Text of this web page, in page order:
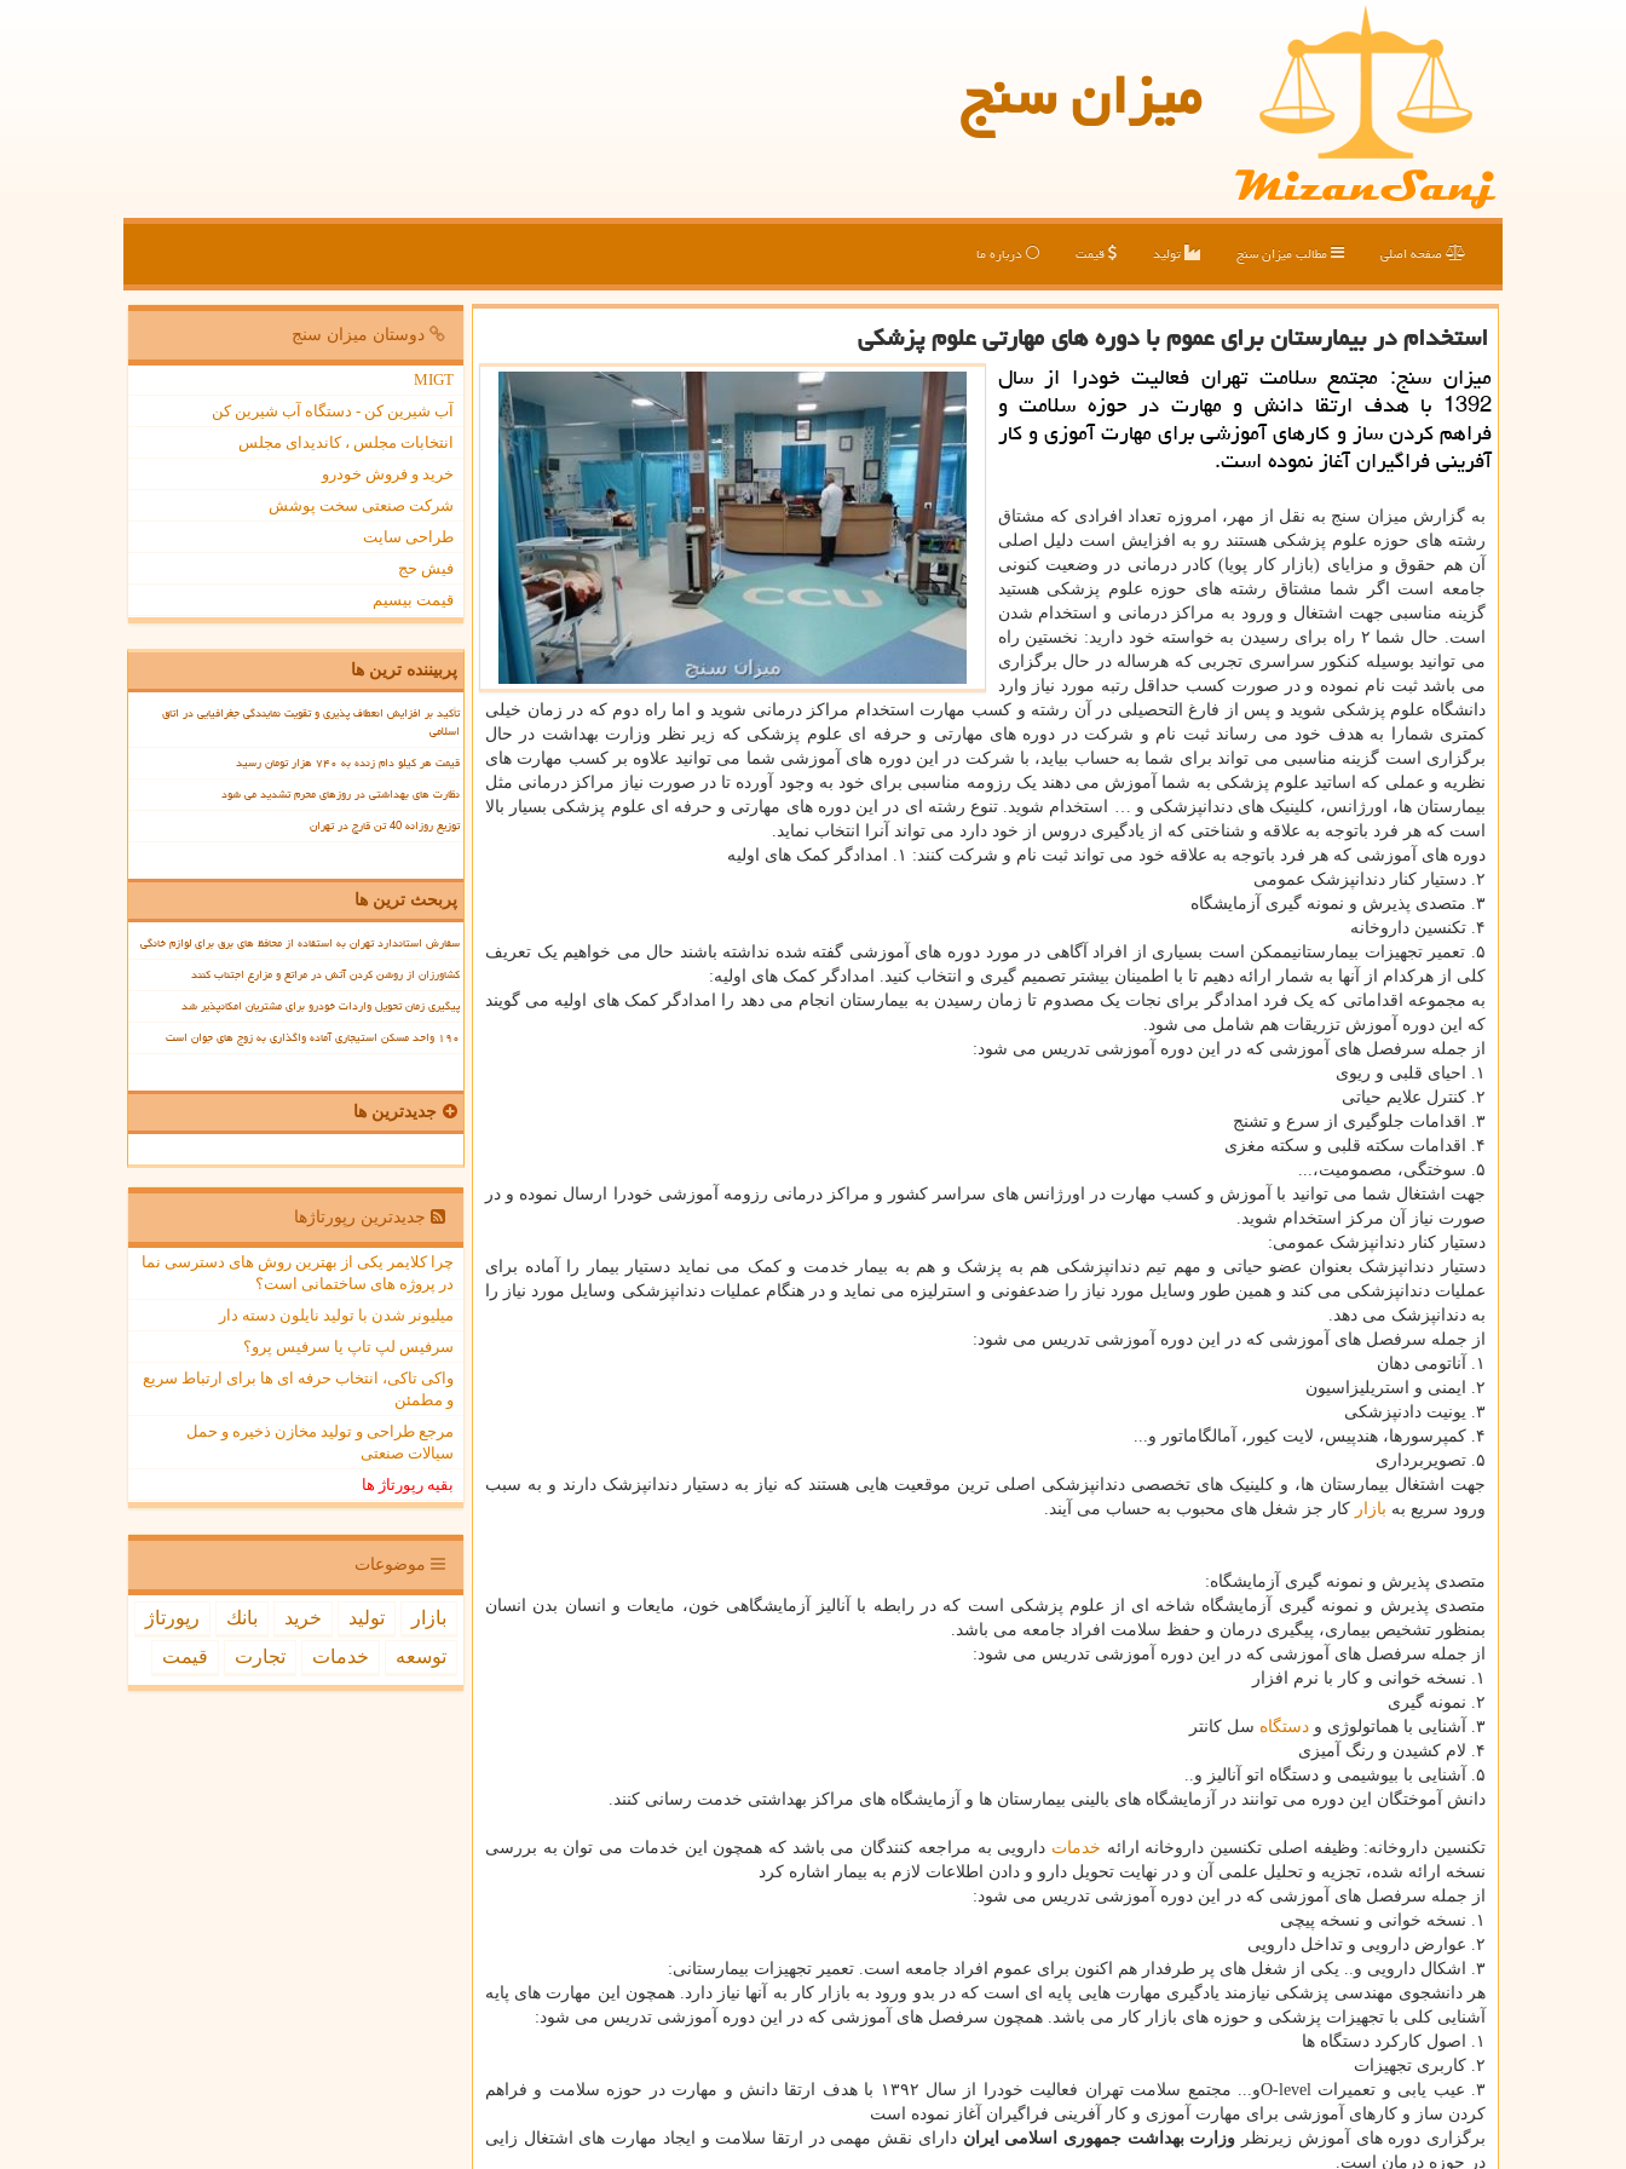
میزان سنج
صفحه اصلی مطالب میزان سنج تولید قیمت درباره ما
استخدام در بیمارستان برای عموم با دوره های مهارتی علوم پزشكی
میزان سنج: مجتمع سلامت تهران فعالیت خودرا از سال
1392 با هدف ارتقا دانش و مهارت در حوزه سلامت و
فراهم كردن ساز و كارهای آموزشی برای مهارت آموزی و كار
آفرینی فراگیران آغاز نموده است.
به گزارش میزان سنج به نقل از مهر، امروزه تعداد افرادی که مشتاق
رشته های حوزه علوم پزشکی هستند رو به افزایش است دلیل اصلی
آن هم حقوق و مزایای (بازار کار پویا) کادر درمانی در وضعیت کنونی
جامعه است اگر شما مشتاق رشته های حوزه علوم پزشکی هستید
گزینه مناسبی جهت اشتغال و ورود به مراکز درمانی و استخدام شدن
است. حال شما ۲ راه برای رسیدن به خواسته خود دارید: نخستین راه
می توانید بوسیله کنکور سراسری تجربی که هرساله در حال برگزاری
می باشد ثبت نام نموده و در صورت کسب حداقل رتبه مورد نیاز وارد
دانشگاه علوم پزشکی شوید و پس از فارغ التحصیلی در آن رشته و کسب مهارت استخدام مراکز درمانی شوید و اما راه دوم که در زمان خیلی
کمتری شمارا به هدف خود می رساند ثبت نام و شرکت در دوره های مهارتی و حرفه ای علوم پزشکی که زیر نظر وزارت بهداشت در حال
برگزاری است گزینه مناسبی می تواند برای شما به حساب بیاید، با شرکت در این دوره های آموزشی شما می توانید علاوه بر کسب مهارت های
نظریه و عملی که اساتید علوم پزشکی به شما آموزش می دهند یک رزومه مناسبی برای خود به وجود آورده تا در صورت نیاز مراکز درمانی مثل
بیمارستان ها، اورژانس، کلینیک های دندانپزشکی و … استخدام شوید. تنوع رشته ای در این دوره های مهارتی و حرفه ای علوم پزشکی بسیار بالا
است که هر فرد باتوجه به علاقه و شناختی که از یادگیری دروس از خود دارد می تواند آنرا انتخاب نماید.
دوره های آموزشی که هر فرد باتوجه به علاقه خود می تواند ثبت نام و شرکت کنند: ۱. امدادگر کمک های اولیه
۲. دستیار کنار دندانپزشک عمومی
۳. متصدی پذیرش و نمونه گیری آزمایشگاه
۴. تکنسین داروخانه
۵. تعمیر تجهیزات بیمارستانیممکن است بسیاری از افراد آگاهی در مورد دوره های آموزشی گفته شده نداشته باشند حال می خواهیم یک تعریف
کلی از هرکدام از آنها به شمار ارائه دهیم تا با اطمینان بیشتر تصمیم گیری و انتخاب کنید. امدادگر کمک های اولیه:
به مجموعه اقداماتی که یک فرد امدادگر برای نجات یک مصدوم تا زمان رسیدن به بیمارستان انجام می دهد را امدادگر کمک های اولیه می گویند
که این دوره آموزش تزریقات هم شامل می شود.
از جمله سرفصل های آموزشی که در این دوره آموزشی تدریس می شود:
۱. احیای قلبی و ریوی
۲. کنترل علایم حیاتی
۳. اقدامات جلوگیری از سرع و تشنج
۴. اقدامات سکته قلبی و سکته مغزی
۵. سوختگی، مصمومیت،...
جهت اشتغال شما می توانید با آموزش و کسب مهارت در اورژانس های سراسر کشور و مراکز درمانی رزومه آموزشی خودرا ارسال نموده و در
صورت نیاز آن مرکز استخدام شوید.
دستیار کنار دندانپزشک عمومی:
دستیار دندانپزشک بعنوان عضو حیاتی و مهم تیم دندانپزشکی هم به پزشک و هم به بیمار خدمت و کمک می نماید دستیار بیمار را آماده برای
عملیات دندانپزشکی می کند و همین طور وسایل مورد نیاز را ضدعفونی و استرلیزه می نماید و در هنگام عملیات دندانپزشکی وسایل مورد نیاز را
به دندانپزشک می دهد.
از جمله سرفصل های آموزشی که در این دوره آموزشی تدریس می شود:
۱. آناتومی دهان
۲. ایمنی و استریلیزاسیون
۳. یونیت دادنپزشکی
۴. کمپرسورها، هندپیس، لایت کیور، آمالگاماتور و...
۵. تصویربرداری
جهت اشتغال بیمارستان ها، و کلینیک های تخصصی دندانپزشکی اصلی ترین موقعیت هایی هستند که نیاز به دستیار دندانپزشک دارند و به سبب
ورود سریع به بازار کار جز شغل های محبوب به حساب می آیند.
متصدی پذیرش و نمونه گیری آزمایشگاه:
متصدی پذیرش و نمونه گیری آزمایشگاه شاخه ای از علوم پزشکی است که در رابطه با آنالیز آزمایشگاهی خون، مایعات و انسان بدن انسان
بمنظور تشخیص بیماری، پیگیری درمان و حفظ سلامت افراد جامعه می باشد.
از جمله سرفصل های آموزشی که در این دوره آموزشی تدریس می شود:
۱. نسخه خوانی و کار با نرم افزار
۲. نمونه گیری
۳. آشنایی با هماتولوژی و
دستگاه سل کانتر
۴. لام کشیدن و رنگ آمیزی
۵. آشنایی با بیوشیمی و دستگاه اتو آنالیز و..
دانش آموختگان این دوره می توانند در آزمایشگاه های بالینی بیمارستان ها و آزمایشگاه های مراکز بهداشتی خدمت رسانی کنند.
تکنسین داروخانه: وظیفه اصلی تکنسین داروخانه ارائه خدمات دارویی به مراجعه کنندگان می باشد که همچون این خدمات می توان به بررسی
نسخه ارائه شده، تجزیه و تحلیل علمی آن و در نهایت تحویل دارو و دادن اطلاعات لازم به بیمار اشاره کرد
از جمله سرفصل های آموزشی که در این دوره آموزشی تدریس می شود:
۱. نسخه خوانی و نسخه پیچی
۲. عوارض دارویی و تداخل دارویی
۳. اشکال دارویی و.. یکی از شغل های پر طرفدار هم اکنون برای عموم افراد جامعه است. تعمیر تجهیزات بیمارستانی:
هر دانشجوی مهندسی پزشکی نیازمند یادگیری مهارت هایی پایه ای است که در بدو ورود به بازار کار به آنها نیاز دارد. همچون این مهارت های پایه
آشنایی کلی با تجهیزات پزشکی و حوزه های بازار کار می باشد. همچون سرفصل های آموزشی که در این دوره آموزشی تدریس می شود:
۱. اصول کارکرد دستگاه ها
۲. کاربری تجهیزات
۳. عیب یابی و تعمیرات O-levelو... مجتمع سلامت تهران فعالیت خودرا از سال ۱۳۹۲ با هدف ارتقا دانش و مهارت در حوزه سلامت و فراهم
کردن ساز و کارهای آموزشی برای مهارت آموزی و کار آفرینی فراگیران آغاز نموده است
برگزاری دوره های آموزش زیرنظر وزارت بهداشت جمهوری اسلامی ایران دارای نقش مهمی در ارتقا سلامت و ایجاد مهارت های اشتغال زایی
در حوزه درمان است.
دوستان میزان سنج
MIGT
آب شیرین کن - دستگاه آب شیرین کن
انتخابات مجلس ، کاندیدای مجلس
خرید و فروش خودرو
شرکت صنعتی سخت پوشش
طراحی سایت
فیش حج
قیمت بیسیم
پربیننده ترین ها
تأکید بر افزایش انعطاف پذیری و تقویت نمایندگی جغرافیایی در اتاق
اسلامی
قیمت هر کیلو دام زنده به ۷۴۰ هزار تومان رسید
نظارت های بهداشتی در روزهای محرم تشدید می شود
توزیع روزانه 40 تن قارچ در تهران
پربحث ترین ها
سفارش استاندارد تهران به استفاده از محافظ های برق برای لوازم خانگی
کشاورزان از روشن کردن آتش در مراتع و مزارع اجتناب کنند
پیگیری زمان تحویل واردات خودرو برای مشتریان امکانپذیر شد
۱۹۰ واحد مسکن استیجاری آماده واگذاری به زوج های جوان است
جدیدترین ها
جدیدترین رپورتاژها
چرا کلایمر یکی از بهترین روش های دسترسی نما
در پروژه های ساختمانی است؟
میلیونر شدن با تولید نایلون دسته دار
سرفیس لپ تاپ یا سرفیس پرو؟
واکی تاکی، انتخاب حرفه ای ها برای ارتباط سریع
و مطمئن
مرجع طراحی و تولید مخازن ذخیره و حمل
سیالات صنعتی
بقیه رپورتاژ ها
موضوعات
بازار تولید خرید بانك
رپورتاژ
توسعه
خدمات تجارت قیمت